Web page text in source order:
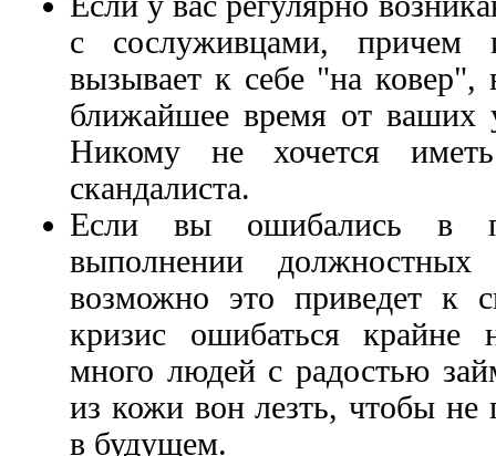
с сослуживцами, причем
вызывает к себе "на
ближайшее время от ваших
Никому не хочется
скандалиста.
Если вы ошибались в
выполнении должностных
возможно это приведет к
кризис ошибаться крайне
много людей с радостью
из кожи вон лезть, чтобы
в будущем.